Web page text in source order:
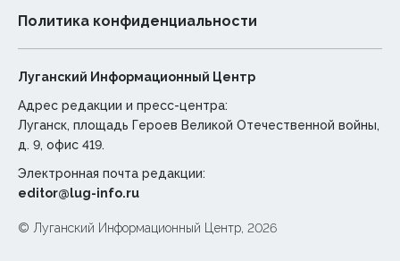
Политика конфиденциальности
Луганский Информационный Центр
Адрес редакции и пресс-центра:
Луганск, площадь Героев Великой Отечественной войны,
д. 9, офис 419.
Электронная почта редакции:
editor@lug-info.ru
© Луганский Информационный Центр, 2026